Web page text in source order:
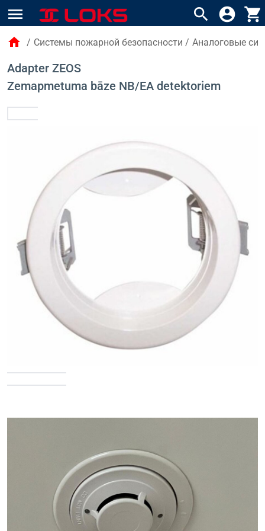
menu search account_circle shopping_cart
home / Системы пожарной безопасности / Аналоговые
Adapter ZEOS
Zemapmetuma bāze NB/EA detektoriem